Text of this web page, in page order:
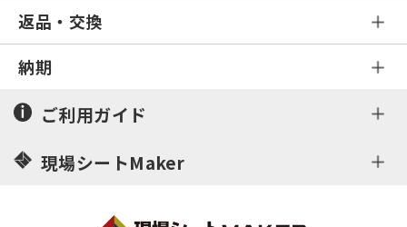
返品・交換
納期
ご利用ガイド
現場シートMaker